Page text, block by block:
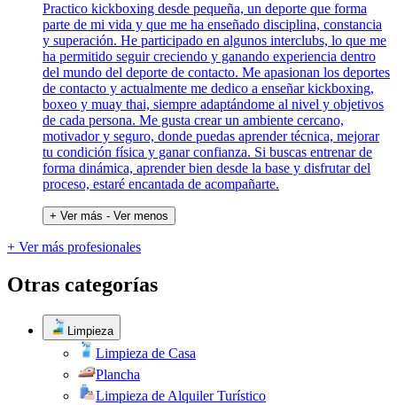
Practico kickboxing desde pequeña, un deporte que forma
parte de mi vida y que me ha enseñado disciplina, constancia
y superación. He participado en algunos interclubs, lo que me
ha permitido seguir creciendo y ganando experiencia dentro
del mundo del deporte de contacto. Me apasionan los deportes
de contacto y actualmente me dedico a enseñar kickboxing,
boxeo y muay thai, siempre adaptándome al nivel y objetivos
de cada persona. Me gusta crear un ambiente cercano,
motivador y seguro, donde puedas aprender técnica, mejorar
tu condición física y ganar confianza. Si buscas entrenar de
forma dinámica, aprender bien desde la base y disfrutar del
proceso, estaré encantada de acompañarte.
+ Ver más - Ver menos
+ Ver más profesionales
Otras categorías
Limpieza
Limpieza de Casa
Plancha
Limpieza de Alquiler Turístico